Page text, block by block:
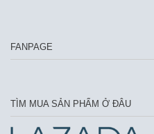
FANPAGE
TÌM MUA SẢN PHẨM Ở ĐÂU